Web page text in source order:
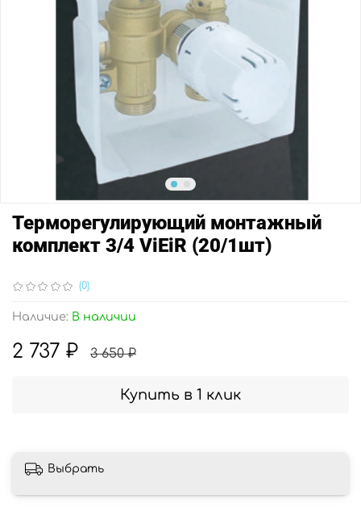
(0)
Наличие: В наличии
Терморегулирующий монтажный
комплект 3/4 ViEiR (20/1шт)
2 737 ₽ 3 650 ₽
Купить в 1 клик
Выбрать